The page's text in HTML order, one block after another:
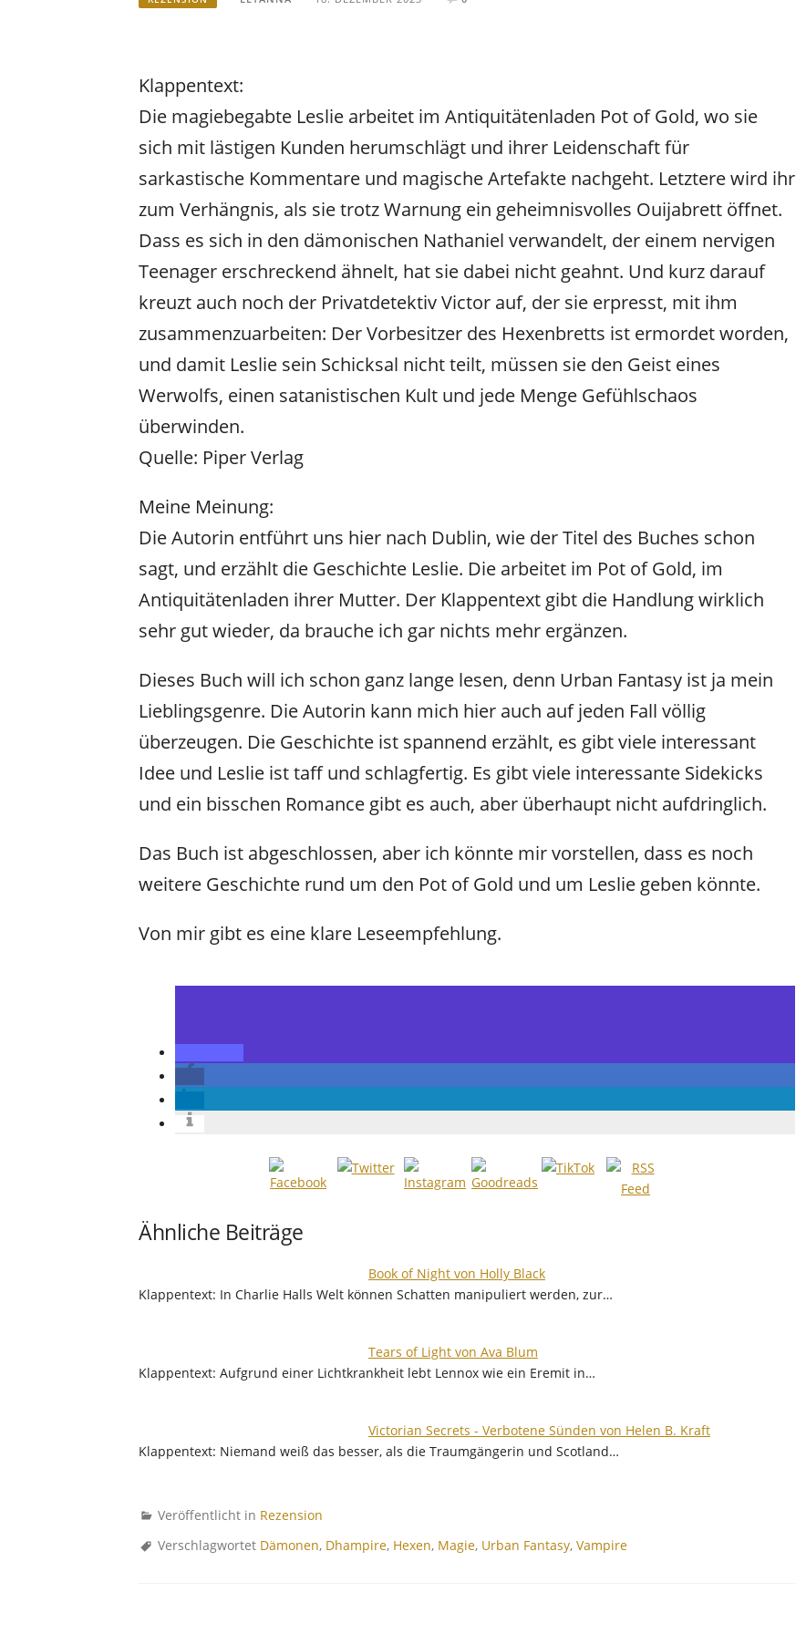
Klappentext:
Die magiebegabte Leslie arbeitet im Antiquitätenladen Pot of Gold, wo sie
sich mit lästigen Kunden herumschlägt und ihrer Leidenschaft für
sarkastische Kommentare und magische Artefakte nachgeht. Letztere wird ihr
zum Verhängnis, als sie trotz Warnung ein geheimnisvolles Ouijabrett öffnet.
Dass es sich in den dämonischen Nathaniel verwandelt, der einem nervigen
Teenager erschreckend ähnelt, hat sie dabei nicht geahnt. Und kurz darauf
kreuzt auch noch der Privatdetektiv Victor auf, der sie erpresst, mit ihm
zusammenzuarbeiten: Der Vorbesitzer des Hexenbretts ist ermordet worden,
und damit Leslie sein Schicksal nicht teilt, müssen sie den Geist eines
Werwolfs, einen satanistischen Kult und jede Menge Gefühlschaos
überwinden.
Quelle: Piper Verlag
Meine Meinung:
Die Autorin entführt uns hier nach Dublin, wie der Titel des Buches schon
sagt, und erzählt die Geschichte Leslie. Die arbeitet im Pot of Gold, im
Antiquitätenladen ihrer Mutter. Der Klappentext gibt die Handlung wirklich
sehr gut wieder, da brauche ich gar nichts mehr ergänzen.
Dieses Buch will ich schon ganz lange lesen, denn Urban Fantasy ist ja mein
Lieblingsgenre. Die Autorin kann mich hier auch auf jeden Fall völlig
überzeugen. Die Geschichte ist spannend erzählt, es gibt viele interessant
Idee und Leslie ist taff und schlagfertig. Es gibt viele interessante Sidekicks
und ein bisschen Romance gibt es auch, aber überhaupt nicht aufdringlich.
Das Buch ist abgeschlossen, aber ich könnte mir vorstellen, dass es noch
weitere Geschichte rund um den Pot of Gold und um Leslie geben könnte.
Von mir gibt es eine klare Leseempfehlung.
Ähnliche Beiträge
Book of Night von Holly Black
Klappentext: In Charlie Halls Welt können Schatten manipuliert werden, zur…
Tears of Light von Ava Blum
Klappentext: Aufgrund einer Lichtkrankheit lebt Lennox wie ein Eremit in…
Victorian Secrets - Verbotene Sünden von Helen B. Kraft
Klappentext: Niemand weiß das besser, als die Traumgängerin und Scotland…
Veröffentlicht in Rezension
Verschlagwortet Dämonen, Dhampire, Hexen, Magie, Urban Fantasy, Vampire